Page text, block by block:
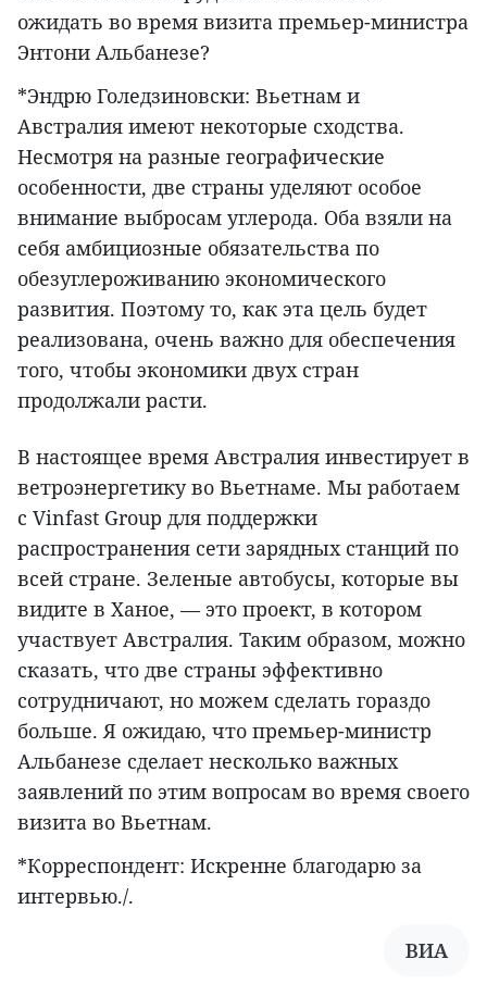
ожидать во время визита премьер-министра
Энтони Альбанезе?
*Эндрю Голедзиновски: Вьетнам и
Австралия имеют некоторые сходства.
Несмотря на разные географические
особенности, две страны уделяют особое
внимание выбросам углерода. Оба взяли на
себя амбициозные обязательства по
обезуглероживанию экономического
развития. Поэтому то, как эта цель будет
реализована, очень важно для обеспечения
того, чтобы экономики двух стран
продолжали расти.
В настоящее время Австралия инвестирует в
ветроэнергетику во Вьетнаме. Мы работаем
с Vinfast Group для поддержки
распространения сети зарядных станций по
всей стране. Зеленые автобусы, которые вы
видите в Ханое, — это проект, в котором
участвует Австралия. Таким образом, можно
сказать, что две страны эффективно
сотрудничают, но можем сделать гораздо
больше. Я ожидаю, что премьер-министр
Альбанезе сделает несколько важных
заявлений по этим вопросам во время своего
визита во Вьетнам.
*Корреспондент: Искренне благодарю за
интервью./.
ВИА